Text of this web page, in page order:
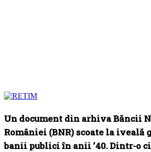
Un document din arhiva Băncii
României (BNR) scoate la iveală
banii publici în anii ’40. Dintr-o